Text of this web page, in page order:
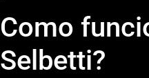
Como
Selbetti?